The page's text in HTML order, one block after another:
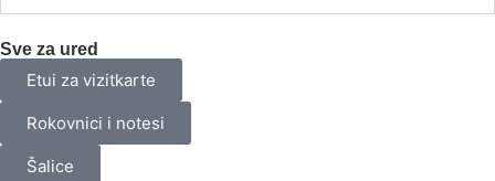
0,00 €
Sve za ured
Etui za vizitkarte
Rokovnici i notesi
Šalice